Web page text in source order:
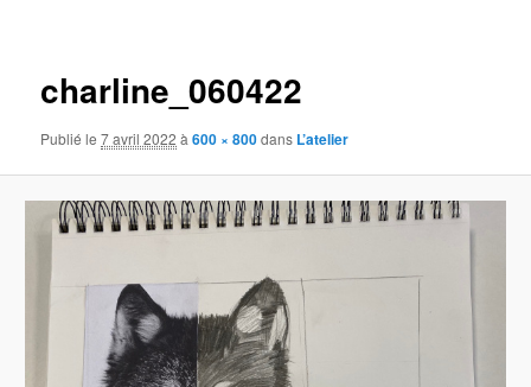
charline_060422
Publié le7 avril 2022 à600 × 800dans L’atelier